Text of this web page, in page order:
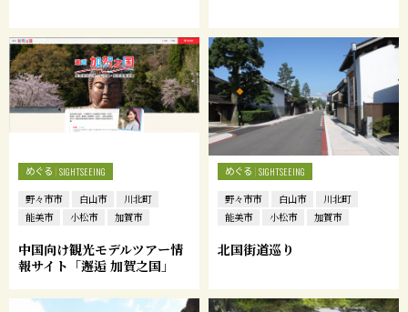
めぐる SIGHTSEEING
野々市市 白山市
川北町
能美市
小松市 加賀市
中国向け観光モデルツアー情
報サイト「邂逅 加賀之国」
めぐる SIGHTSEEING
野々市市 白山市
川北町
能美市
小松市 加賀市
北国街道巡り